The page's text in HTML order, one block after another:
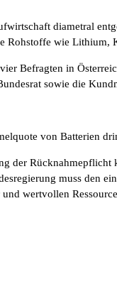
diametral
Rohstoffe wie
Befragten in
sowie die
von Batterien
der
muss den
wertvollen